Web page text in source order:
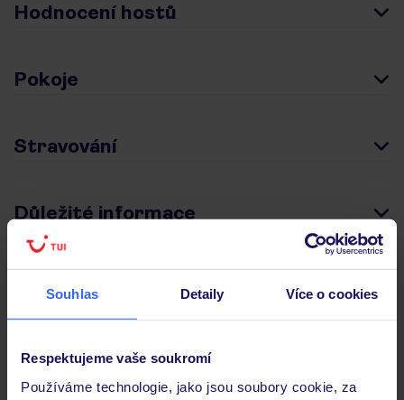
Souhlas Detaily Více o cookies
Respektujeme vaše soukromí
Používáme technologie, jako jsou soubory cookie, za
Hodnocení hostů
Pokoje
Stravování
Důležité informace
Často kladené otázky
Jaké doklady jsou potřebné při cestování?
Kam jít po přistání a vyzvednutí zavazadel?